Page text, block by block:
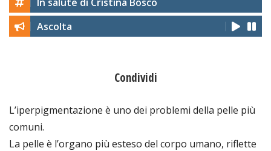
Ascolta
Condividi
L’iperpigmentazione è uno dei problemi della pelle più
comuni.
La pelle è l’organo più esteso del corpo umano, riflette